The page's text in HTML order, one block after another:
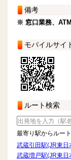
備考
※ 窓口業務、
モバイルサイ
ルート検索
最寄り駅からルー
武蔵引田駅(JR東日
武蔵増戸駅(JR東日